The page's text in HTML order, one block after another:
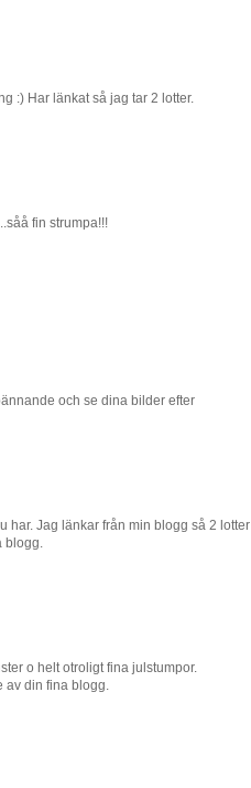
:) Har länkat så jag tar 2 lotter.
fin strumpa!!!
och se dina bilder efter
har. Jag länkar från min blogg så 2 lotter
blogg.
o helt otroligt fina julstumpor.
av din fina blogg.